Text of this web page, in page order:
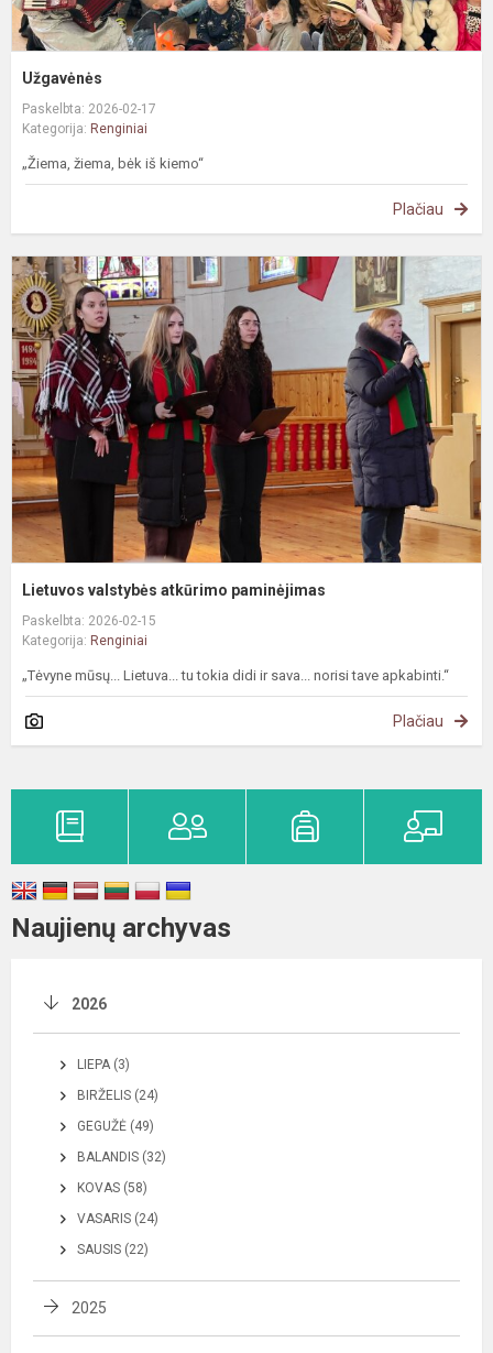
Užgavėnės
Paskelbta: 2026-02-17
Kategorija: Renginiai
„Žiema, žiema, bėk iš kiemo“
Plačiau
Lietuvos valstybės atkūrimo paminėjimas
Paskelbta: 2026-02-15
Kategorija: Renginiai
„Tėvyne mūsų... Lietuva... tu tokia didi ir sava... norisi tave apkabinti.“
Plačiau
Naujienų archyvas
2026
LIEPA (3)
BIRŽELIS (24)
GEGUŽĖ (49)
BALANDIS (32)
KOVAS (58)
VASARIS (24)
SAUSIS (22)
2025